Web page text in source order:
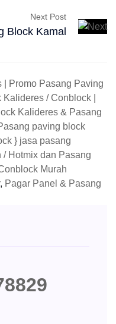
Next Post
Block Kamal
| Promo Pasang Paving
/ Conblock |
Kalideres & Pasang
paving block
} jasa pasang
/ Hotmix dan Pasang
Murah
, Pagar Panel & Pasang